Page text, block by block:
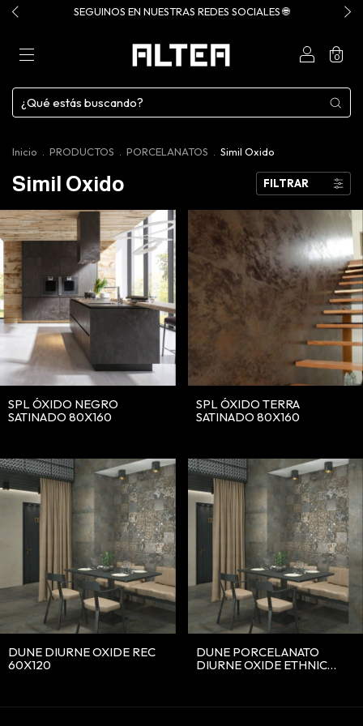
SEGUINOS EN NUESTRAS REDES SOCIALES 🌐
0
Inicio PRODUCTOS PORCELANATOS Simil Oxido
Simil Oxido FILTRAR
SPL ÓXIDO NEGRO
SATINADO 80X160
SPL ÓXIDO TERRA
SATINADO 80X160
DUNE DIURNE OXIDE REC
60X120
DUNE PORCELANATO
DIURNE OXIDE ETHNIC